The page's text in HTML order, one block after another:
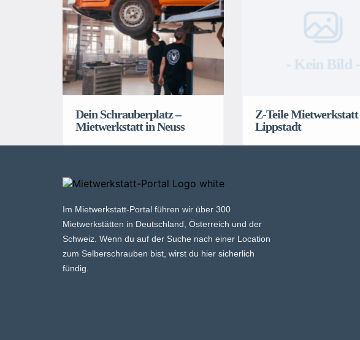
Dein Schrauberplatz –
Mietwerkstatt in Neuss
- Kein Bild -
Z-Teile Mietwerkstatt
Lippstadt
Im Mietwerkstatt-Portal führen wir über 300
Mietwerkstätten in Deutschland, Österreich und der
Schweiz. Wenn du auf der Suche nach einer Location
zum Selberschrauben bist, wirst du hier sicherlich
fündig.